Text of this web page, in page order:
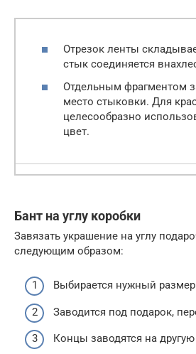
Отрезок ленты
стык соединяется
Отдельным фрагментом
место стыковки. Для
целесообразно
цвет.
Бант на углу коробки
Завязать украшение на углу
следующим образом:
Выбирается нужный
Заводится под подарок,
Концы заводятся на другую